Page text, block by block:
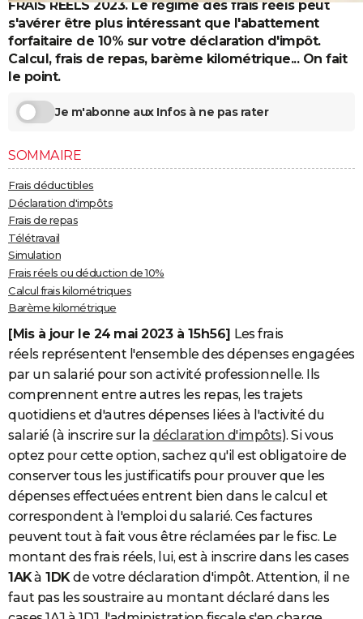
Destinations
City break
Voyage nature
Voyage de noces
Forum
Climat
+
PHOTO
GUIDES D'ACHAT
BONS PLANS
CARTE DE VOEUX
DICTIONNAIRE
Dictionnaire
Biographies
Citations
Expressions
Proverbes
PROGRAMME TV
COPAINS D'AVANT
S'inscrire
Se connecter
Lycées
Collèges
Primaires
Universités
Entreprises
Service militaire
Avis de recherche
AVIS DE DÉCÈS
FORUM
Bricolage
Lifestyle
Culture
Sport
Auto
Television
Voyage
Cinema
FRAIS REELS 2023. Le régime des frais réels peut
s'avérer être plus intéressant que l'abattement
forfaitaire de 10% sur votre déclaration d'impôt.
Calcul, frais de repas, barème kilométrique... On fait
le point.
Je m'abonne aux Infos à ne pas rater
SOMMAIRE
Frais déductibles
Déclaration d'impôts
Frais de repas
Télétravail
Simulation
Frais réels ou déduction de 10%
Calcul frais kilométriques
Barème kilométrique
[Mis à jour le 24 mai 2023 à 15h56] Les frais
réels représentent l'ensemble des dépenses engagées
par un salarié pour son activité professionnelle. Ils
comprennent entre autres les repas, les trajets
quotidiens et d'autres dépenses liées à l'activité du
salarié (à inscrire sur la déclaration d'impôts). Si vous
optez pour cette option, sachez qu'il est obligatoire de
conserver tous les justificatifs pour prouver que les
dépenses effectuées entrent bien dans le calcul et
correspondent à l'emploi du salarié. Ces factures
peuvent tout à fait vous être réclamées par le fisc. Le
montant des frais réels, lui, est à inscrire dans les cases
1AKà 1DKde votre déclaration d'impôt. Attention, il ne
faut pas les soustraire au montant déclaré dans les